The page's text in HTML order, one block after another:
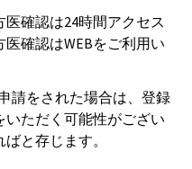
確認は24時間アクセス
確認はWEBをご利用い
請をされた場合は、登録
ただく可能性がござい
と存じます。